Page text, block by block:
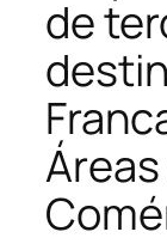
de